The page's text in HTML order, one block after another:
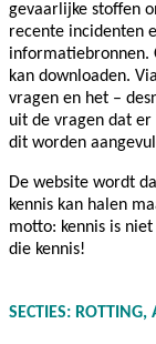
gevaarlijke stoffen
recente incidenten
informatiebronnen.
kan downloaden.
vragen en het –
uit de vragen dat
dit worden
De website wordt
kennis kan halen
motto: kennis is
die kennis!
SECTIES: